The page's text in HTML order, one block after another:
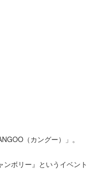
（カングー）」。
ボリー』というイベント